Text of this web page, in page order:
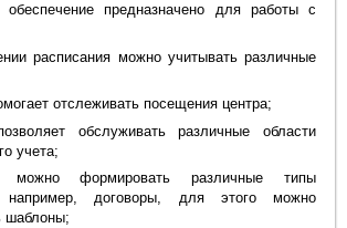
обеспечение предназначено для работы с
расписания можно учитывать различные
отслеживать посещения центра;
обслуживать различные области
учета;
формировать различные типы
например, договоры, для этого можно
шаблоны;